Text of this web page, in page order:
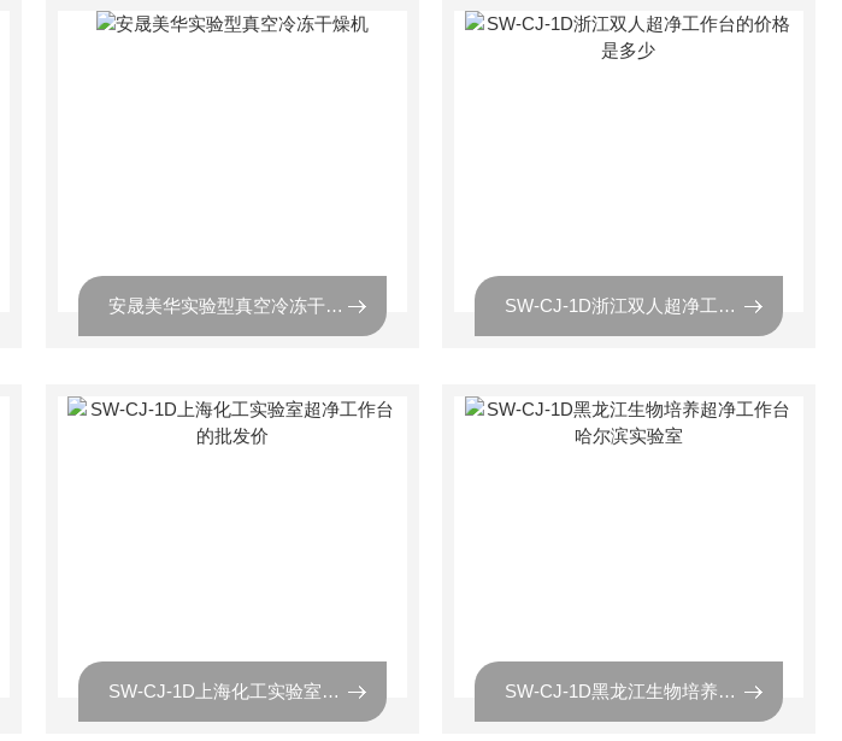
安晟美华实验型真空冷冻干燥机 SW-CJ-1D浙江双人超净工作台的价格是多少
SW-CJ-1D上海化工实验室超净工作台的批发价 SW-CJ-1D黑龙江生物培养超净工作台 哈尔滨实验室